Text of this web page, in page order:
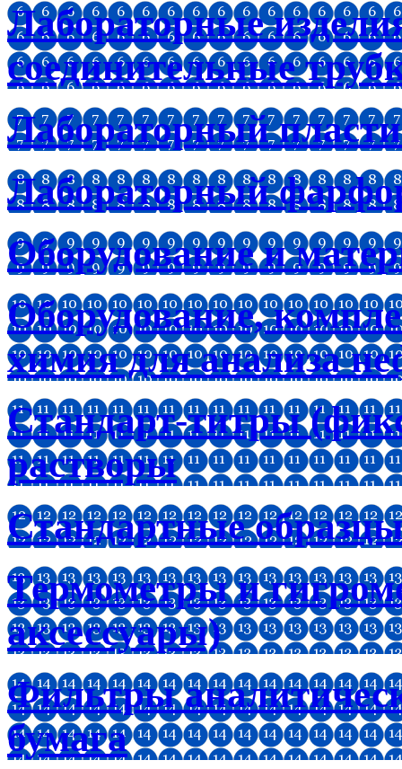
Лабораторные
соединительные
Лабораторный
Лабораторный
Оборудование и
Оборудование,
химия для анализа
Стандарт-титры
растворы
Стандартные
Термометры и
аксессуары)
Фильтры
бумага